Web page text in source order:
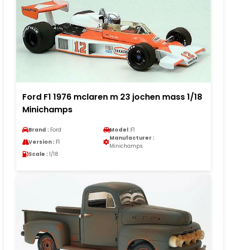
Ford F1 1976 mclaren m 23 jochen mass 1/18
Minichamps
Brand : Ford Model :F1
Version : F1
Manufacturer :
Minichamps
Scale : 1/18